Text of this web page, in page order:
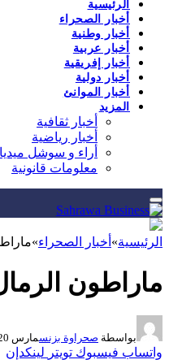
الرئيسية
أخبار الصحراء
أخبار وطنية
أخبار عربية
أخبار إفريقية
أخبار دولية
أخبار الموانئ
المزيد
أخبار ثقافية
أخبار رياضية
أراء و سوشل ميديا
معلومات قانونية
الرئيسية» أخبار الصحراء»ماراطون
ماراطون الرمال…النسخة الـ 38
بواسطة صحراوة بزنسمارس 20, 2024
واتساب فيسبوك تويتر لينكدإن